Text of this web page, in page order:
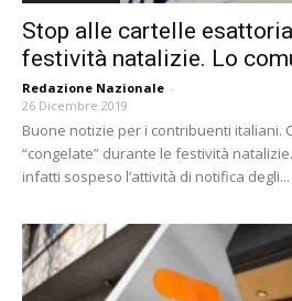
Stop alle cartelle
festività natalizie. Lo
Redazione Nazionale -
26 Dicembre 2019
Buone notizie per i contribuenti italiani.
“congelate” durante le festività
infatti sospeso l’attività di notifica degli...